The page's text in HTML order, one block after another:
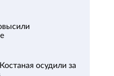
осудили за